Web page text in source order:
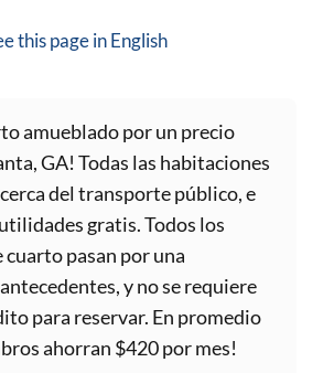
this page inEnglish
amueblado por un precio
GA! Todas las habitaciones
del transporte público, e
gratis. Todos los
cuarto pasan por una
y no se requiere
para reservar. En promedio
ahorran $420 por mes!